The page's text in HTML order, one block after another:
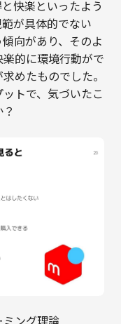
快楽といったよう
が具体的でない
向があり、そのよ
的に環境行動がで
めたものでした。
トで、気づいたこ
ミング理論